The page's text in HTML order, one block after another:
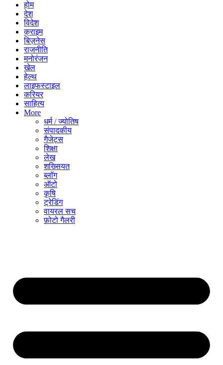
होम
देश
विदेश
क्राइम
बिज़नेस
राजनीति
मनोरंजन
खेल
हेल्थ
लाइफस्टाइल
करियर
साहित्य
More
धर्म / ज्योतिष
संपादकीय
गैजेट्स
शिक्षा
लेख
शख्सियत
ब्लॉग
ऑटो
कृषि
ट्रेडिंग
वायरल सच
फ़ोटो गैलरी